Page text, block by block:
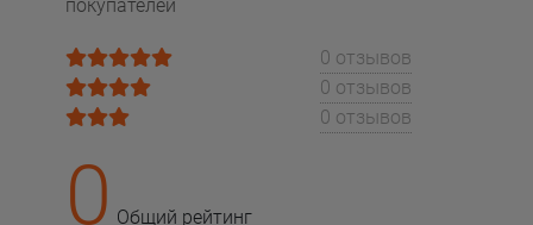
покупателей
0 отзывов
0 отзывов
0 отзывов
0 Общий рейтинг